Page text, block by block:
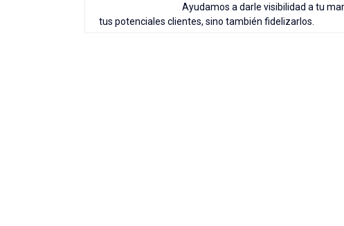
Ayudamos a darle visibilidad a tu
tus potenciales clientes, sino también fidelizarlos.